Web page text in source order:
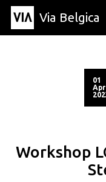
Via Belgica
01
Apr
Workshop